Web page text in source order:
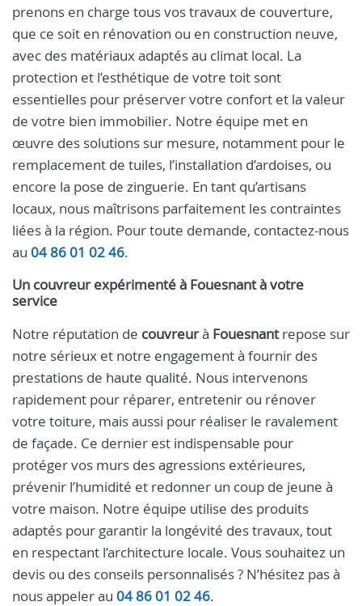
prenons en charge tous vos travaux de couverture,
que ce soit en rénovation ou en construction neuve,
avec des matériaux adaptés au climat local. La
protection et l’esthétique de votre toit sont
essentielles pour préserver votre confort et la valeur
de votre bien immobilier. Notre équipe met en
œuvre des solutions sur mesure, notamment pour le
remplacement de tuiles, l’installation d’ardoises, ou
encore la pose de zinguerie. En tant qu’artisans
locaux, nous maîtrisons parfaitement les contraintes
liées à la région. Pour toute demande, contactez-nous
au 04 86 01 02 46.
Un couvreurexpérimenté à Fouesnantà votre
service
Notre réputation de couvreurà Fouesnantrepose sur
notre sérieux et notre engagement à fournir des
prestations de haute qualité. Nous intervenons
rapidement pour réparer, entretenir ou rénover
votre toiture, mais aussi pour réaliser le ravalement
de façade. Ce dernier est indispensable pour
protéger vos murs des agressions extérieures,
prévenir l’humidité et redonner un coup de jeune à
votre maison. Notre équipe utilise des produits
adaptés pour garantir la longévité des travaux, tout
en respectant l’architecture locale. Vous souhaitez un
devis ou des conseils personnalisés ? N’hésitez pas à
nous appeler au 04 86 01 02 46.